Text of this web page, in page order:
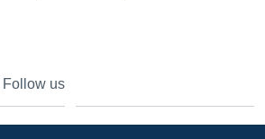
Follow us